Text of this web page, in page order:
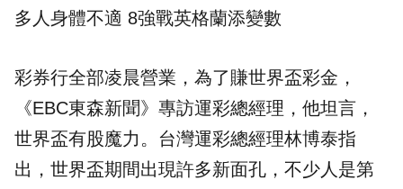
多人身體不適 8強戰英格蘭添變數
彩券行全部凌晨營業，為了賺世界盃彩金，
《EBC東森新聞》專訪運彩總經理，他坦言，
世界盃有股魔力。台灣運彩總經理林博泰指
出，世界盃期間出現許多新面孔，不少人是第